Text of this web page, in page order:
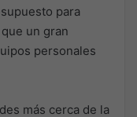
para
un gran
personales
más cerca de la